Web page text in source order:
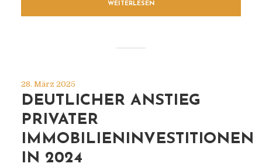
WEITERLESEN
28. März 2025
DEUTLICHER ANSTIEG
PRIVATER
IMMOBILIENINVESTITIONEN
IN 2024